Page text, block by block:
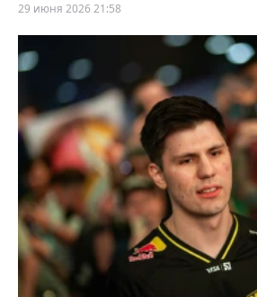
29 июня 2026 21:58